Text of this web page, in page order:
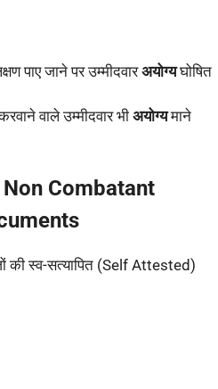
पाए जाने पर उम्मीदवारअयोग्यघोषित
वाले उम्मीदवार भी अयोग्यमाने
Combatant
की स्व-सत्यापित (Self Attested)